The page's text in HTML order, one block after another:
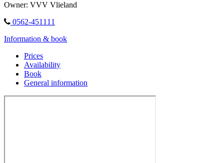
Owner: VVV Vlieland
0562-451111
Information & book
Prices
Availability
Book
General information